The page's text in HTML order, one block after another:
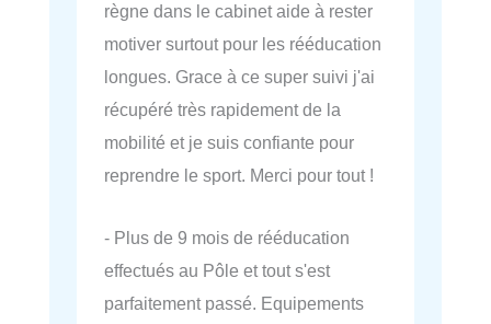
règne dans le cabinet aide à rester
motiver surtout pour les rééducation
longues. Grace à ce super suivi j'ai
récupéré très rapidement de la
mobilité et je suis confiante pour
reprendre le sport. Merci pour tout !
- Plus de 9 mois de rééducation
effectués au Pôle et tout s'est
parfaitement passé. Equipements